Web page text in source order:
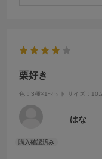
栗好き
色：3種×1セット サイズ：
はな